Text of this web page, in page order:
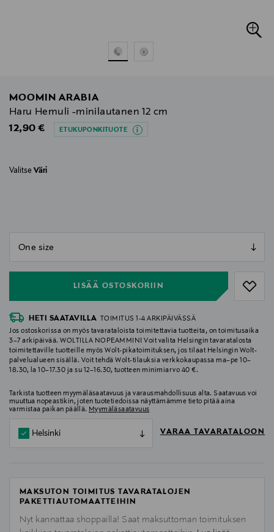
MOOMIN ARABIA
Haru Hemuli -minilautanen 12 cm
Original Price
12,90 € ETUKUPONKITUOTE
Valitse Väri
LISÄÄ OSTOSKORIIN
HETI SAATAVILLA
TOIMITUS 1-4 ARKIPÄIVÄSSÄ
Jos ostoskorissa on myös tavarataloista toimitettavia tuotteita, on toimitusaika
3–7 arkipäivää. WOLTILLA NOPEAMMIN! Voit valita Helsingin tavaratalosta
toimitettaville tuotteille myös Wolt-pikatoimituksen, jos tilaat Helsingin Wolt-
palvelualueen sisällä. Voit tehdä Wolt-tilauksia verkkokaupassa ma–pe 10–
18.30, la 10–17.30 ja su 12–16.30, tuotteen minimiarvo 40 €.
Tarkista tuotteen myymäläsaatavuus ja varausmahdollisuus alta. Saatavuus voi
muuttua nopeastikin, joten tuotetiedoissa näyttämämme tieto pitää aina
varmistaa paikan päällä. Myymäläsaatavuus
Helsinki VARAA TAVARATALOON
MAKSUTON TOIMITUS TAVARATALOJEN
PAKETTIAUTOMAATTEIHIN
Nyt kannattaa shoppailla! Saat maksuttoman toimituksen